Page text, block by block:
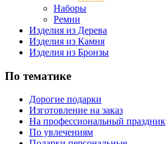
Наборы
Ремни
Изделия из Дерева
Изделия из Камня
Изделия из Бронзы
По тематике
Дорогие подарки
Изготовление на заказ
На профессиональный праздник
По увлечениям